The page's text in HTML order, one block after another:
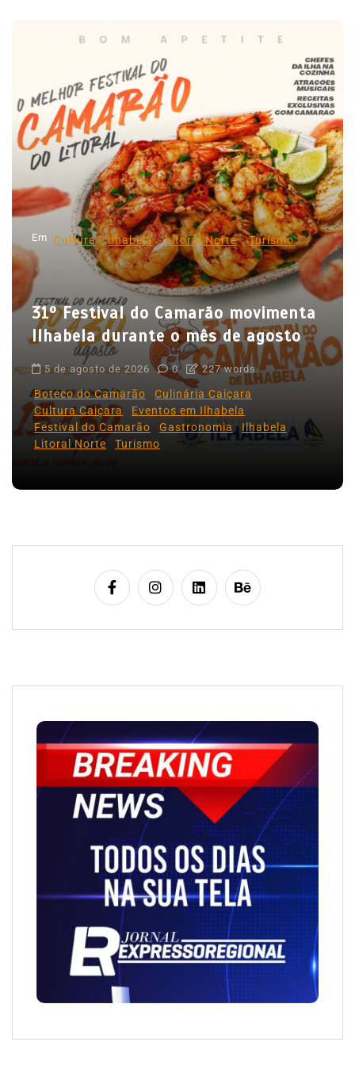
g
a
ç
o
d
e
P
s
Em Cultura Ilhabela Litoral Norte Turismo
31º Festival do Camarão movimenta
Ilhabela durante o mês de agosto
5 de agosto de 2026 0 227 words
Boteco do Camarão
Culinária Caiçara
Cultura Caiçara
Eventos em Ilhabela
Festival do Camarão
Gastronomia
Ilhabela
Litoral Norte
Turismo